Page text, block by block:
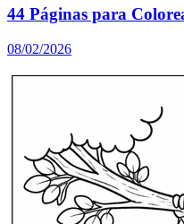
44 Páginas para
08/02/2026